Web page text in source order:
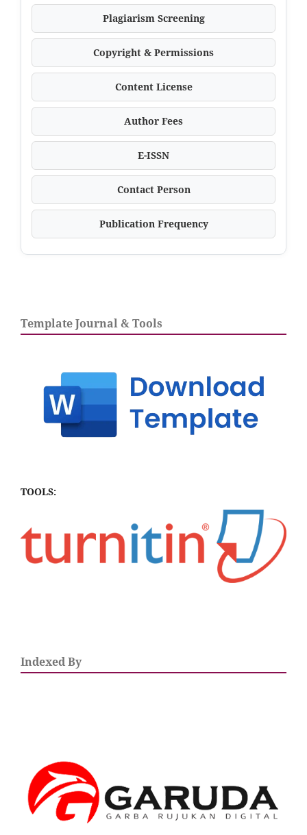
Plagiarism Screening
Copyright & Permissions
Content License
Author Fees
E-ISSN
Contact Person
Publication Frequency
Template Journal & Tools
TOOLS:
Indexed By